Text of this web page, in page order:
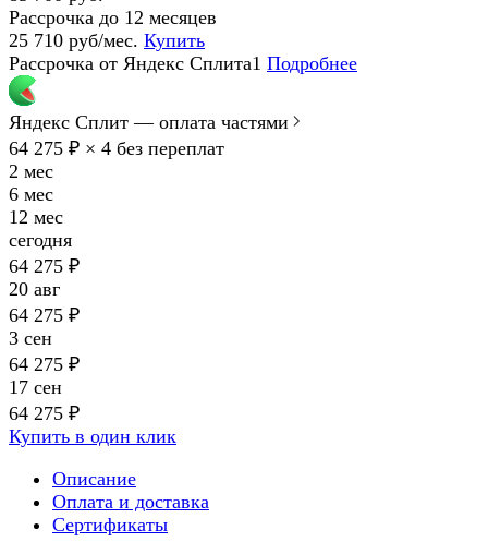
Рассрочка до 12 месяцев
25 710 руб/мес. Купить
Рассрочка от Яндекс Сплита1 Подробнее
Яндекс Сплит — оплата частями
64 275 ₽ × 4 без переплат
2 мес
6 мес
12 мес
сегодня
64 275 ₽
20 авг
64 275 ₽
3 сен
64 275 ₽
17 сен
64 275 ₽
Купить в один клик
Описание
Оплата и доставка
Сертификаты